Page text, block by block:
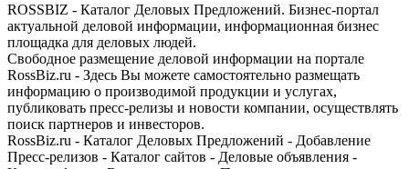
ROSSBIZ - Каталог Деловых Предложений. Бизнес-портал
актуальной деловой информации, информационная бизнес
площадка для деловых людей.
Свободное размещение деловой информации на портале
RossBiz.ru - Здесь Вы можете самостоятельно размещать
информацию о производимой продукции и услугах,
публиковать пресс-релизы и новости компании, осуществлять
поиск партнеров и инвесторов.
RossBiz.ru - Каталог Деловых Предложений - Добавление
Пресс-релизов - Каталог сайтов - Деловые объявления -